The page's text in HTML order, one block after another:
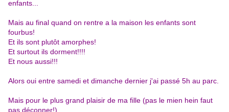
enfants...
Mais au final quand on rentre a la maison les enfants sont
fourbus!
Et ils sont plutôt amorphes!
Et surtout ils dorment!!!!
Et nous aussi!!!
Alors oui entre samedi et dimanche dernier j'ai passé 5h au parc.
Mais pour le plus grand plaisir de ma fille (pas le mien hein faut
pas déconner!)